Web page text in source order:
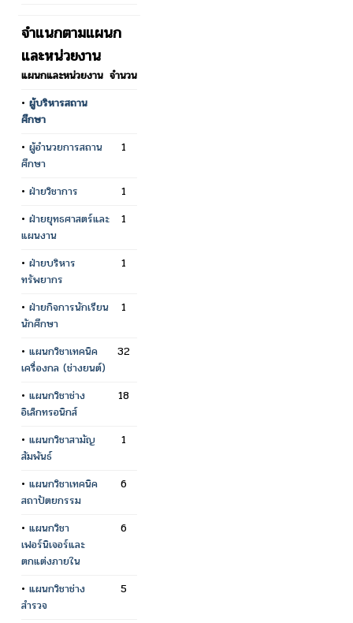
จำแนกตามแผนก
และหน่วยงาน
แผนกและหน่วยงาน จำนวน
• ผู้บริหารสถาน
ศึกษา
• ผู้อำนวยการสถาน
ศึกษา
1
• ฝ่ายวิชาการ
1
• ฝ่ายยุทธศาสตร์และ
แผนงาน
1
• ฝ่ายบริหาร
ทรัพยากร
1
• ฝ่ายกิจการนักเรียน
นักศึกษา
1
• แผนกวิชาเทคนิค
เครื่องกล (ช่างยนต์)
32
• แผนกวิชาช่าง
อิเล็กทรอนิกส์
18
• แผนกวิชาสามัญ
สัมพันธ์
1
• แผนกวิชาเทคนิค
สถาปัตยกรรม
6
• แผนกวิชา
เฟอร์นิเจอร์และ
ตกแต่งภายใน
6
• แผนกวิชาช่าง
สำรวจ
5